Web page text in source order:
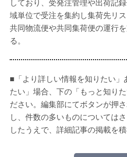
しており、受発注管理や出荷記
域単位で受注を集約し集荷先リス
共同物流便や共同集荷便の運行
る。
■「より詳しい情報を知りたい」
たい」場合、下の「もっと知り
ださい。編集部にてボタンが押
し、件数の多いものについては
したうえで、詳細記事の掲載を